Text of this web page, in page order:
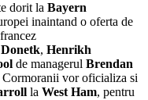
dorit la Bayern
inaintand o oferta de
, Henrikh
de managerul Brendan
vor oficializa si
la West Ham, pentru